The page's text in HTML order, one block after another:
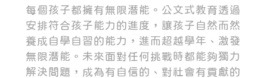
每個孩子都擁有無限潛能。公文式教育透過
安排符合孩子能力的進度，讓孩子自然而然
養成自學自習的能力，進而超越學年、激發
無限潛能。未來面對任何挑戰時都能夠獨力
解決問題，成為有自信的、對社會有貢獻的